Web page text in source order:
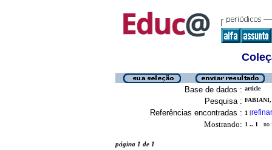
Base de dados : article
Pesquisa :
Referências encontradas : 1 [refinar
Mostrando: 1 .. 1 no
página 1 de 1